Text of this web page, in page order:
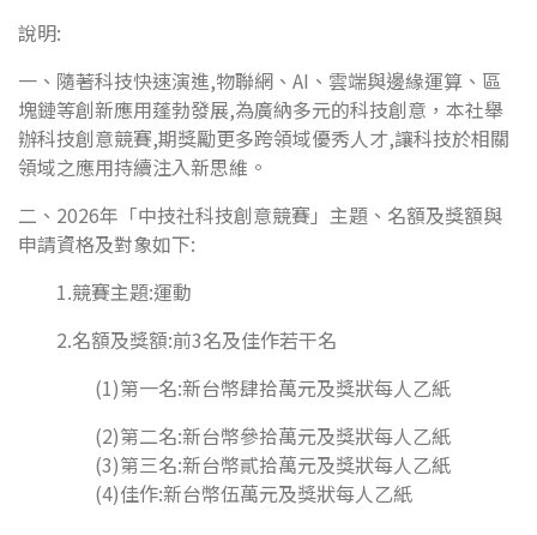
說明:
一、隨著科技快速演進,物聯網、AI、雲端與邊緣運算、區
塊鏈等創新應用蓬勃發展,為廣納多元的科技創意，本社舉
辦科技創意競賽,期獎勵更多跨領域優秀人才,讓科技於相關
領域之應用持續注入新思維。
二、2026年「中技社科技創意競賽」主題、名額及獎額與
申請資格及對象如下:
1.競賽主題:運動
2.名額及獎額:前3名及佳作若干名
(1)第一名:新台幣肆拾萬元及獎狀每人乙紙
(2)第二名:新台幣參拾萬元及獎狀每人乙紙
(3)第三名:新台幣貳拾萬元及獎狀每人乙紙
(4)佳作:新台幣伍萬元及獎狀每人乙紙